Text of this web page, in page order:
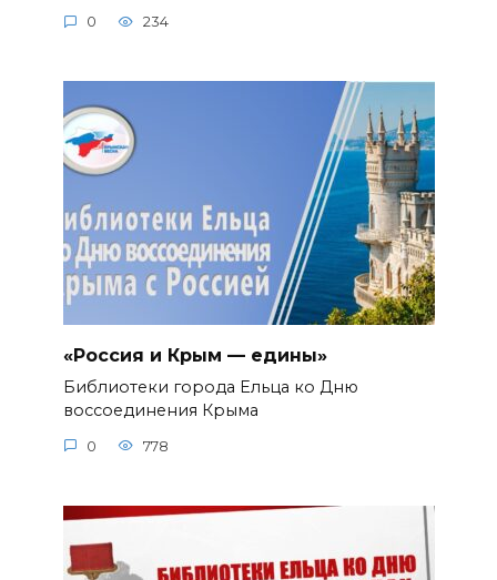
0 234
«Россия и Крым — едины»
Библиотеки города Ельца ко Дню
воссоединения Крыма
0 778